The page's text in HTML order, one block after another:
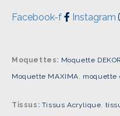
Facebook-f Instagram
Moquettes: Moquette
Moquette MAXIMA, moquette
Tissus: Tissus Acrylique,